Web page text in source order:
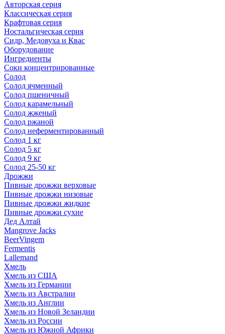
Авторская серия
Классическая серия
Крафтовая серия
Ностальгическая серия
Сидр, Медовуха и Квас
Оборудование
Ингредиенты
Соки концентрированные
Солод
Солод ячменный
Солод пшеничный
Солод карамельный
Солод жженый
Солод ржаной
Солод неферментированный
Солод 1 кг
Солод 5 кг
Солод 9 кг
Солод 25-50 кг
Дрожжи
Пивные дрожжи верховые
Пивные дрожжи низовые
Пивные дрожжи жидкие
Пивные дрожжи сухие
Дед Алтай
Mangrove Jacks
BeerVingem
Fermentis
Lallemand
Хмель
Хмель из США
Хмель из Германии
Хмель из Австралии
Хмель из Англии
Хмель из Новой Зеландии
Хмель из России
Хмель из Южной Африки